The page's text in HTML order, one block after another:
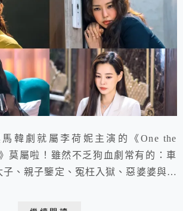
韓劇就屬李荷妮主演的《One the
莫屬啦！雖然不乏狗血劇常有的：車
、親子鑒定、冤枉入獄、惡婆婆與毒